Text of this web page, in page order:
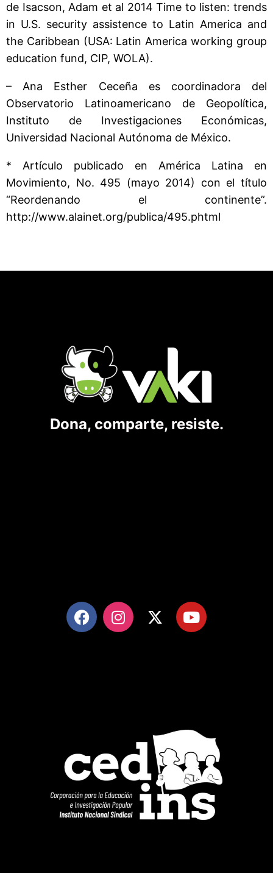
de Isacson, Adam et al 2014 Time to listen: trends
in U.S. security assistence to Latin America and
the Caribbean (USA: Latin America working group
education fund, CIP, WOLA).
– Ana Esther Ceceña es coordinadora del
Observatorio Latinoamericano de Geopolítica,
Instituto de Investigaciones Económicas,
Universidad Nacional Autónoma de México.
* Artículo publicado en América Latina en
Movimiento, No. 495 (mayo 2014) con el título
“Reordenando el continente”.
http://www.alainet.org/publica/495.phtml
Dona, comparte, resiste.